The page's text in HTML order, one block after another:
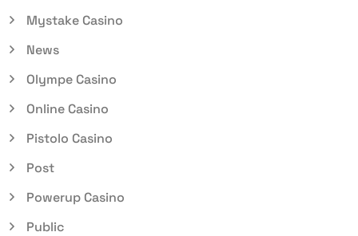
Mystake Casino
News
Olympe Casino
Online Casino
Pistolo Casino
Post
Powerup Casino
Public